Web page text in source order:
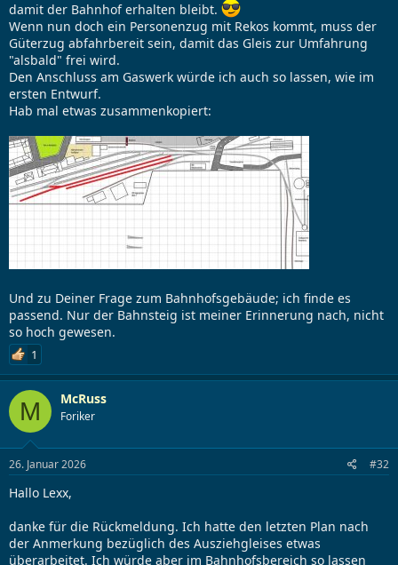
damit der Bahnhof erhalten bleibt.
Wenn nun doch ein Personenzug mit Rekos kommt, muss der
Güterzug abfahrbereit sein, damit das Gleis zur Umfahrung
"alsbald" frei wird.
Den Anschluss am Gaswerk würde ich auch so lassen, wie im
ersten Entwurf.
Hab mal etwas zusammenkopiert:
Und zu Deiner Frage zum Bahnhofsgebäude; ich finde es
passend. Nur der Bahnsteig ist meiner Erinnerung nach, nicht
so hoch gewesen.
1
M McRuss
Foriker
26. Januar 2026 #32
Hallo Lexx,
danke für die Rückmeldung. Ich hatte den letzten Plan nach
der Anmerkung bezüglich des Ausziehgleises etwas
überarbeitet. Ich würde aber im Bahnhofsbereich so lassen